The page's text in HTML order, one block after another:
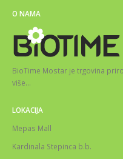
O NAMA
BioTime Mostar je trgovina
više…
LOKACIJA
Mepas Mall
Kardinala Stepinca b.b.